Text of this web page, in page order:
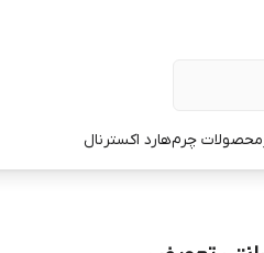
محصولات چرمهارد اکسترنال